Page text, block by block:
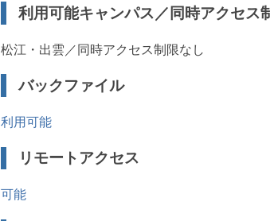
利用可能キャンパス／同時アクセス
松江・出雲／同時アクセス制限なし
バックファイル
利用可能
リモートアクセス
可能